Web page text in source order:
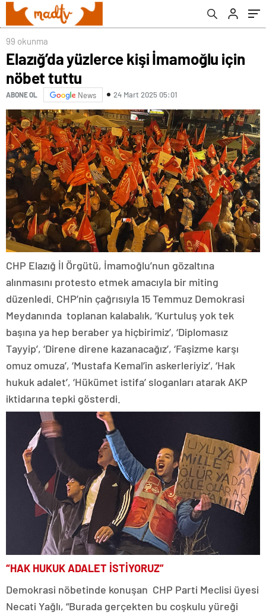
99 okunma
Elazığ’da yüzlerce kişi İmamoğlu için
nöbet tuttu
ABONE OL News 24 Mart 2025 05:01
CHP Elazığ İl Örgütü, İmamoğlu’nun gözaltına
alınmasını protesto etmek amacıyla bir miting
düzenledi. CHP’nin çağrısıyla 15 Temmuz Demokrasi
Meydanında toplanan kalabalık, ‘Kurtuluş yok tek
başına ya hep beraber ya hiçbirimiz’, ‘Diplomasız
Tayyip’, ‘Direne direne kazanacağız’, ‘Faşizme karşı
omuz omuza’, ‘Mustafa Kemal’in askerleriyiz’, ‘Hak
hukuk adalet’, ‘Hükümet istifa’ sloganları atarak AKP
iktidarına tepki gösterdi.
“HAK HUKUK ADALET İSTİYORUZ”
Demokrasi nöbetinde konuşan CHP Parti Meclisi üyesi
Necati Yağlı, “Burada gerçekten bu coşkulu yüreği